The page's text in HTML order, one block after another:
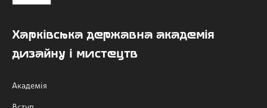
Харківська державна академія
дизайну і мистецтв
Академія